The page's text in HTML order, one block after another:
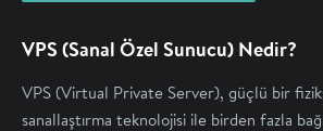
VPS (Sanal Özel Sunucu) Nedir?
VPS (Virtual Private Server), güçlü bir
sanallaştırma teknolojisi ile birden fazla